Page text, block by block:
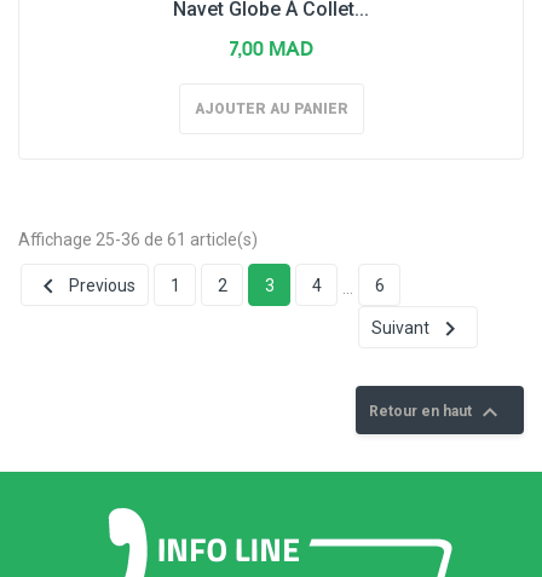
Navet Globe À Collet...
7,00 MAD
AJOUTER AU PANIER
Affichage 25-36 de 61 article(s)
 Previous 1 2 3 4 6
Suivant 
Retour en haut 